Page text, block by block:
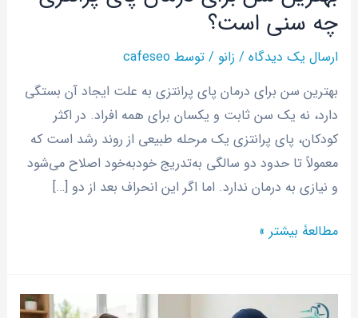
چه سنی است؟
ارسال یک دیدگاه / زانو / توسطcafeseo
بهترین سن برای درمان پای پرانتزی به علت ایجاد آن بستگی
دارد، نه یک سن ثابت و یکسان برای همه افراد. در اکثر
کودکان، پای پرانتزی یک مرحله طبیعی از روند رشد است که
معمولاً تا حدود دو سالگی به‌تدریج خودبه‌خود اصلاح می‌شود
و نیازی به درمان ندارد. اما اگر این انحراف بعد از دو […]
مطالعۀ بیشتر »
برای